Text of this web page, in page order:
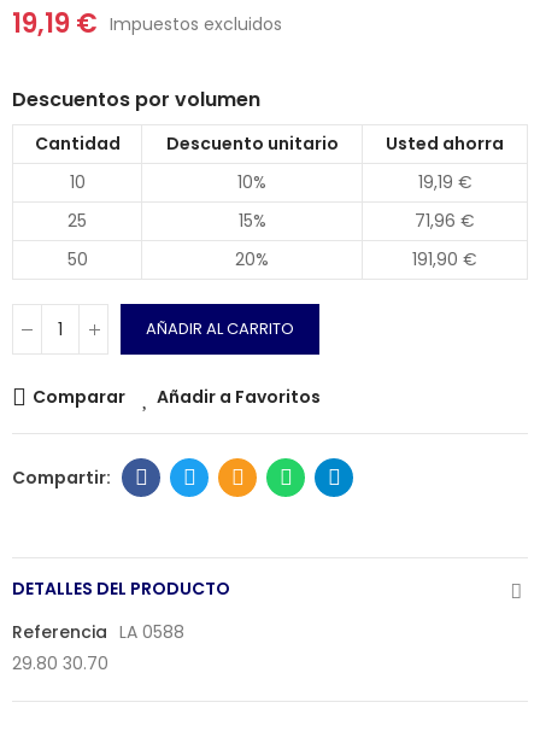
19,19 € Impuestos excluidos
Descuentos por volumen
Cantidad Descuento unitario
Usted ahorra
10
10%
19,19 €
25
15%
71,96 €
50
20% 191,90 €
AÑADIR AL CARRITO
Comparar Añadir a Favoritos
DETALLES DEL PRODUCTO
Referencia LA 0588
29.80 30.70